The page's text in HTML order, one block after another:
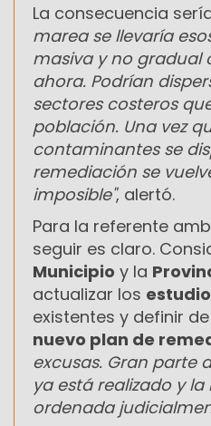
La consecuencia
marea se llevaría
masiva y no gradual
ahora. Podrían
sectores costeros
población. Una vez
contaminantes se
remediación se
imposible", alertó.
Para la referente
seguir es claro.
Municipio y la
actualizar los
existentes y definir
nuevo plan de
excusas. Gran parte
ya está realizado y
ordenada